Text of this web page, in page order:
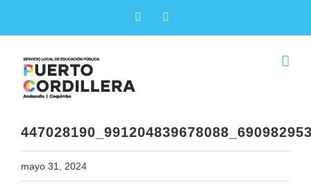
Facebook
mayo 31, 2024